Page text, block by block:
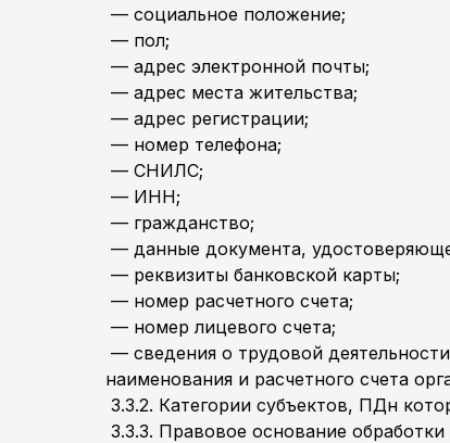
— социальное положение;
— пол;
— адрес электронной почты;
— адрес места жительства;
— адрес регистрации;
— номер телефона;
— СНИЛС;
— ИНН;
— гражданство;
— данные документа,
— реквизиты банковской карты;
— номер расчетного счета;
— номер лицевого счета;
— сведения о трудовой
наименования и расчетного счета
3.3.2. Категории субъектов, ПДн
3.3.3. Правовое основание